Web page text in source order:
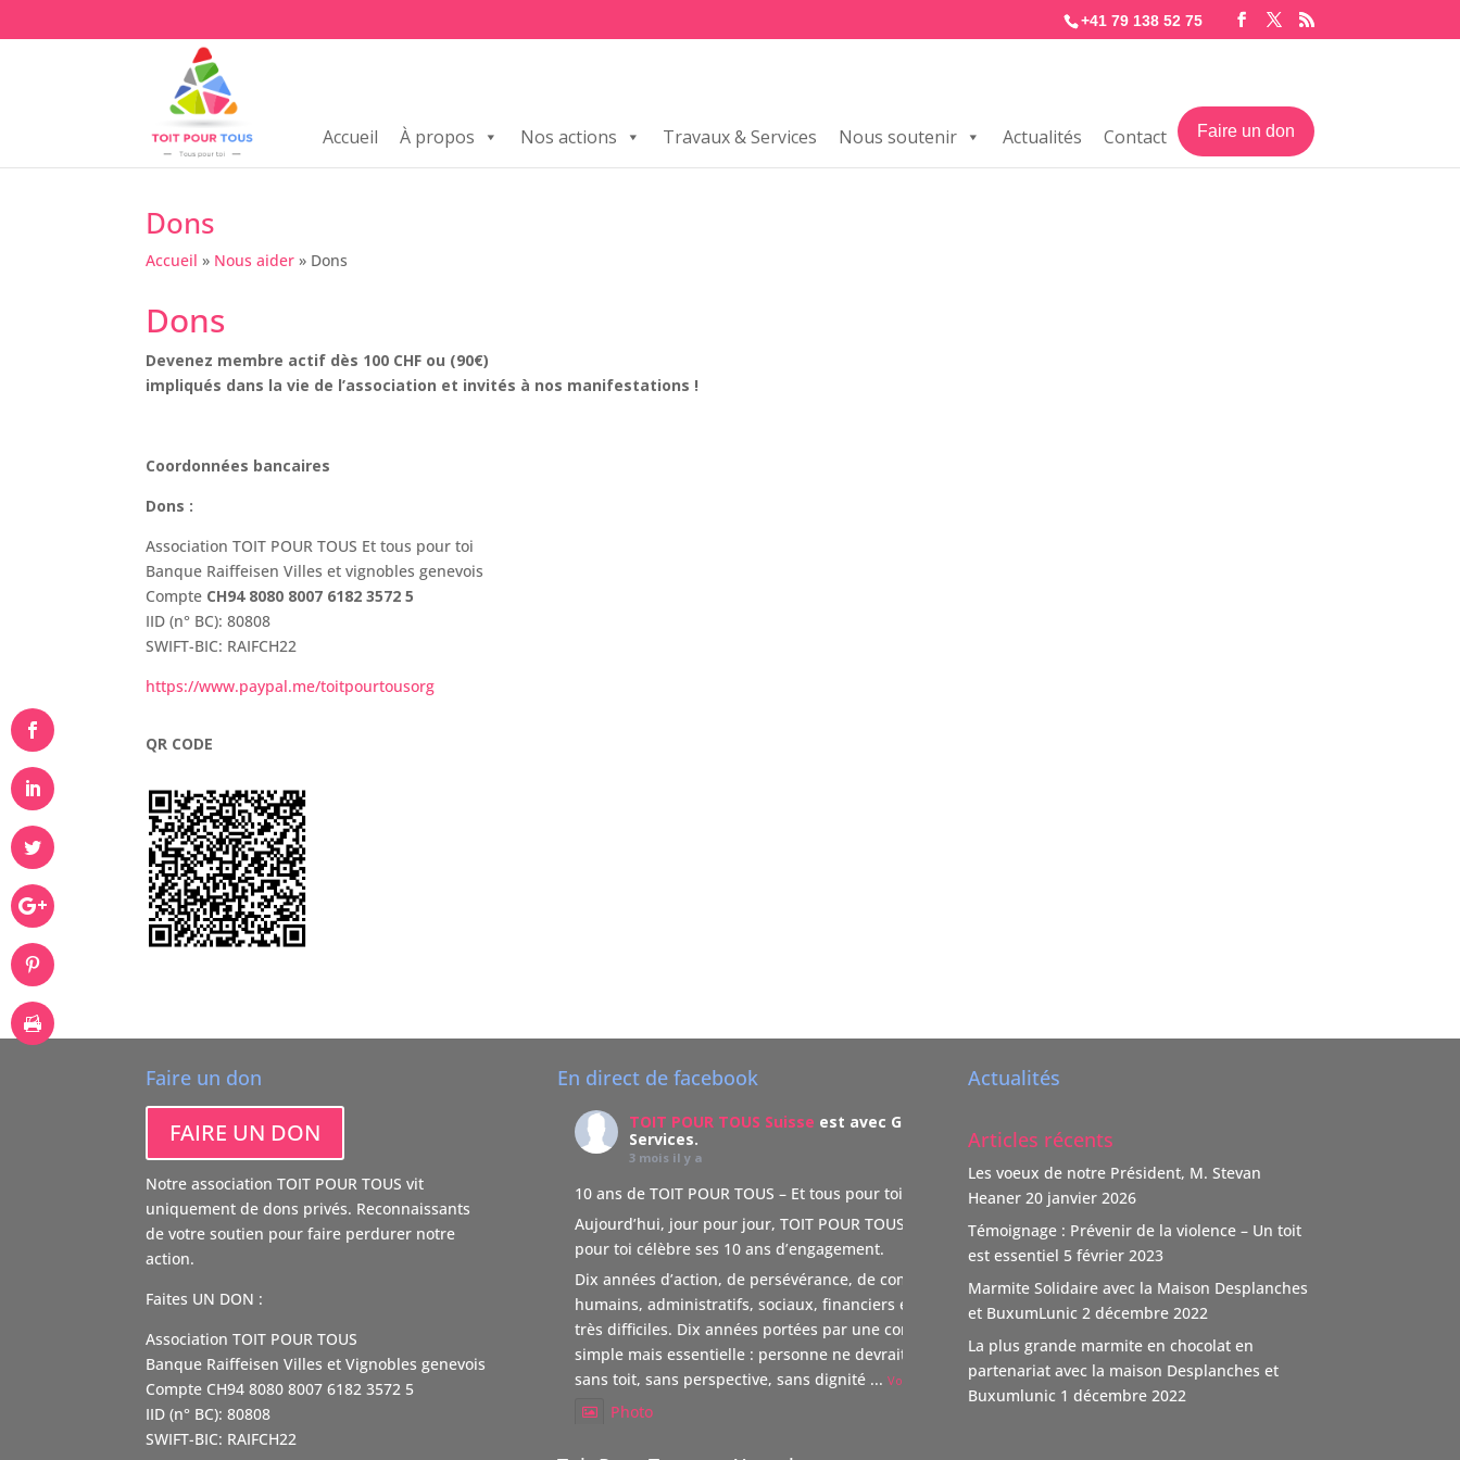
+41 79 138 52 75
Accueil À propos Nos actions Travaux & Services Nous soutenir Actualités Contact Faire un don
Dons
Accueil » Nous aider » Dons
Dons
Devenez membre actif dès 100 CHF ou (90€)
impliqués dans la vie de l’association et invités à nos manifestations !
Coordonnées bancaires
Dons :
Association TOIT POUR TOUS Et tous pour toi
Banque Raiffeisen Villes et vignobles genevois
Compte CH94 8080 8007 6182 3572 5
IID (n° BC): 80808
SWIFT-BIC: RAIFCH22
https://www.paypal.me/toitpourtousorg
QR CODE
Faire un don
FAIRE UN DON
Notre association TOIT POUR TOUS vit
uniquement de dons privés. Reconnaissants
de votre soutien pour faire perdurer notre
action.
Faites UN DON :
Association TOIT POUR TOUS
Banque Raiffeisen Villes et Vignobles genevois
Compte CH94 8080 8007 6182 3572 5
IID (n° BC): 80808
SWIFT-BIC: RAIFCH22
En direct de facebook
TOIT POUR TOUS Suisse est avec Gentleman
Services.
3 mois il y a
10 ans de TOIT POUR TOUS – Et tous pour toi
Aujourd’hui, jour pour jour, TOIT POUR TOUS – Et tous
pour toi célèbre ses 10 ans d’engagement.
Dix années d’action, de persévérance, de combats
humains, administratifs, sociaux, financiers et parfois
très difficiles. Dix années portées par une conviction
simple mais essentielle : personne ne devrait être laissé
sans toit, sans perspective, sans dignité ... Voir Plus
Photo
Actualités
Articles récents
Les voeux de notre Président, M. Stevan
Heaner 20 janvier 2026
Témoignage : Prévenir de la violence – Un toit
est essentiel 5 février 2023
Marmite Solidaire avec la Maison Desplanches
et BuxumLunic 2 décembre 2022
La plus grande marmite en chocolat en
partenariat avec la maison Desplanches et
Buxumlunic 1 décembre 2022